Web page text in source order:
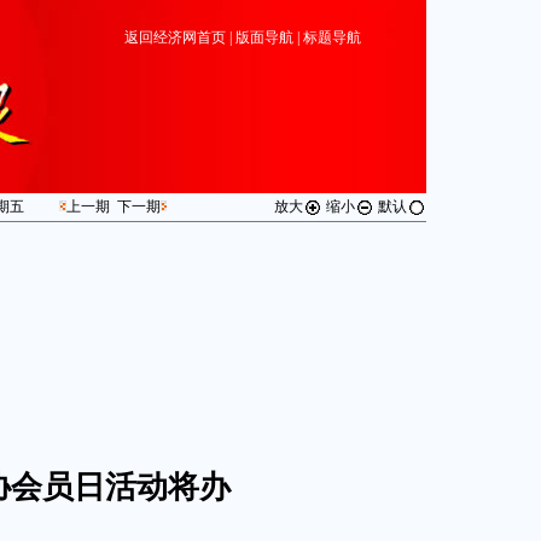
返回经济网首页| 版面导航| 标题导航
五 上一期 下一期 放大 缩小 默认
会员日活动将办